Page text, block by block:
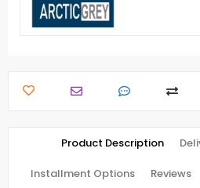
Product Description
Installment Options Reviews